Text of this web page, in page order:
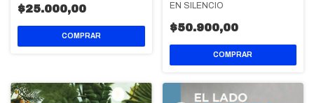
$25.000,00 EN SILENCIO
$50.900,00